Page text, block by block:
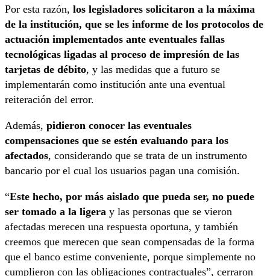
Por esta razón, los legisladores solicitaron a la máxima
de la institución, que se les informe de los protocolos de
actuación implementados ante eventuales fallas
tecnológicas ligadas al proceso de impresión de las
tarjetas de débito, y las medidas que a futuro se
implementarán como institución ante una eventual
reiteración del error.
Además, pidieron conocer las eventuales
compensaciones que se estén evaluando para los
afectados, considerando que se trata de un instrumento
bancario por el cual los usuarios pagan una comisión.
“Este hecho, por más aislado que pueda ser, no puede
ser tomado a la ligera y las personas que se vieron
afectadas merecen una respuesta oportuna, y también
creemos que merecen que sean compensadas de la forma
que el banco estime conveniente, porque simplemente no
cumplieron con las obligaciones contractuales”, cerraron